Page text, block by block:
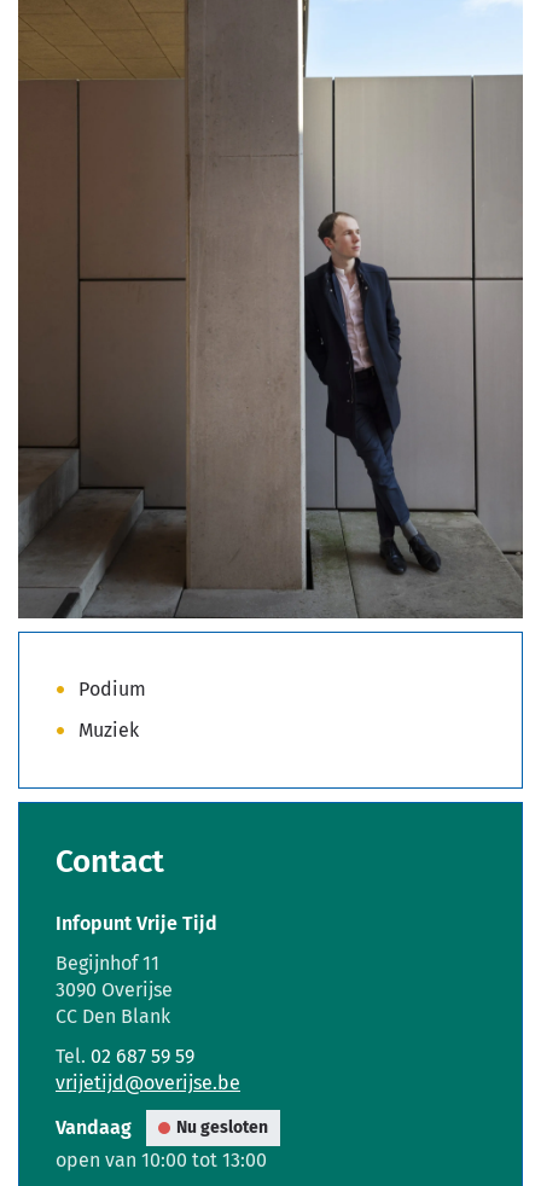
Podium
Muziek
Contact
Infopunt Vrije Tijd
Adres
Begijnhof 11
,3090 Overijse
CC Den Blank
Tel. 02 687 59 59
E-
vrijetijd@overijse.be
Vandaag
Nu gesloten
open van 10:00 tot 13:00